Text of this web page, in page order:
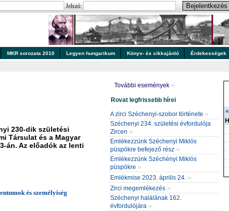
Jelszó:
MKR sorozata 2010 Legyen hungarikum Könyv- és cikkajánló Érdekességek
230-dik születési
Társulat és a Magyar
án. Az előadók az lenti
és személyiség
További események »
Rovat legfrissebb hírei
A zirci Széchenyi-szobor története »
Széchenyi 234. születési évfordulója
Zircen »
Emlékezzünk Széchenyi Miklós
püspökre befejező rész »
Emlékezzünk Széchényi Miklós
püspökre »
Emlékmise 2023. április 24. »
Zirci megemlékezés »
Széchenyi halálának 162.
évfordulójára »
«
H